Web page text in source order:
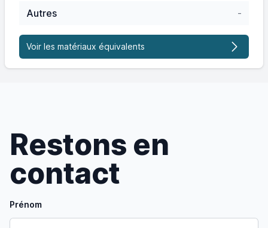
Autres
-
Voir les matériaux équivalents
Restons en
contact
Prénom